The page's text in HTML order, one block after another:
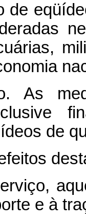
de
As
de
e à